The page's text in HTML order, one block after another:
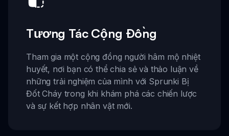
Tương Tác Cộng Đồng
Tham gia một cộng đồng người hâm mộ nhiệt
huyết, nơi bạn có thể chia sẻ và thảo luận về
những trải nghiệm của mình với Sprunki Bị
Đốt Cháy trong khi khám phá các chiến lược
và sự kết hợp nhân vật mới.